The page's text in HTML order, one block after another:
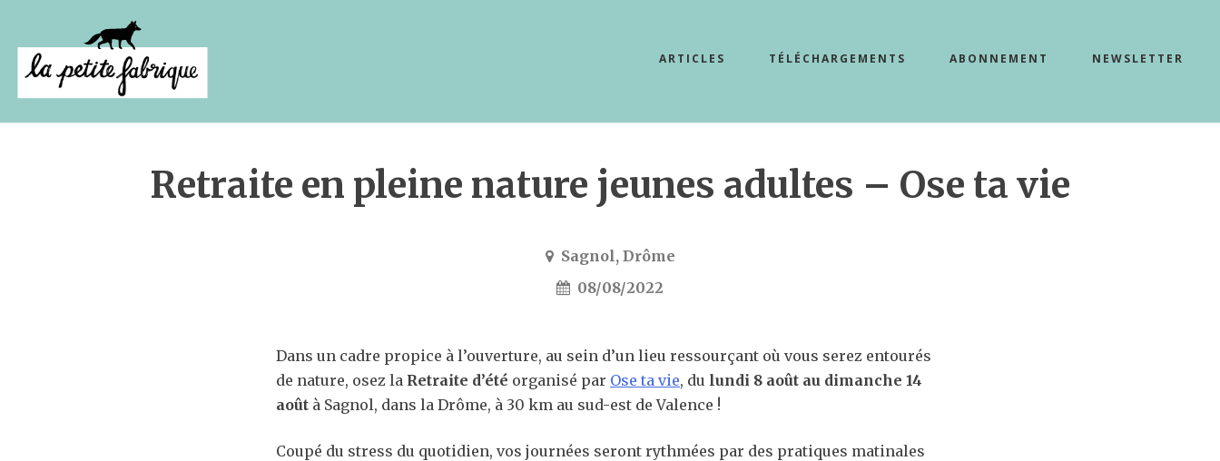
ARTICLES TÉLÉCHARGEMENTS ABONNEMENT NEWSLETTER
Retraite en pleine nature jeunes adultes – Ose ta vie
Sagnol, Drôme
08/08/2022
Dans un cadre propice à l’ouverture, au sein d’un lieu ressourçant où vous serez entourés
de nature, osez la Retraite d’été organisé par Ose ta vie, du lundi 8 août au dimanche 14
août à Sagnol, dans la Drôme, à 30 km au sud-est de Valence !
Coupé du stress du quotidien, vos journées seront rythmées par des pratiques matinales